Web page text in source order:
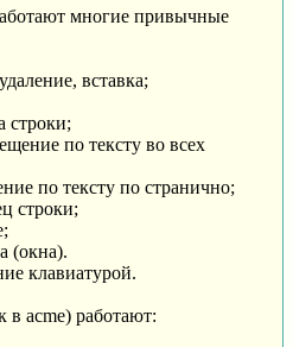
многие привычные
вставка;
строки;
по тексту во всех
по тексту по странично;
строки;
(окна).
клавиатурой.
в acme) работают: